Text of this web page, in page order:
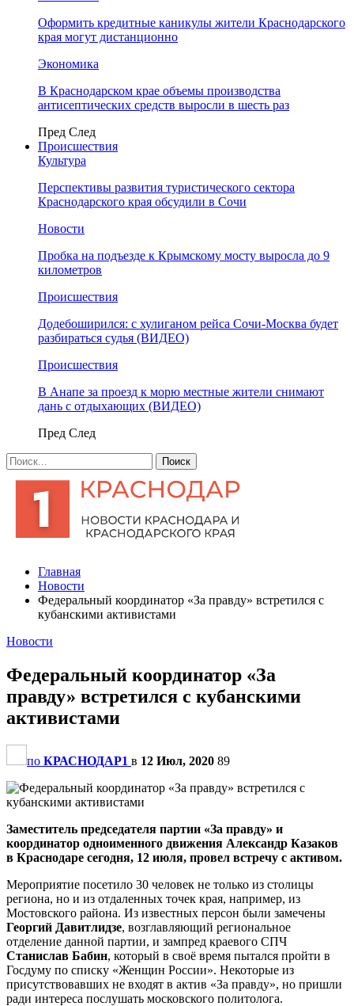
Оформить кредитные каникулы жители Краснодарского
края могут дистанционно
Экономика
В Краснодарском крае объемы производства
антисептических средств выросли в шесть раз
Пред След
Происшествия
Культура
Перспективы развития туристического сектора
Краснодарского края обсудили в Сочи
Новости
Пробка на подъезде к Крымскому мосту выросла до 9
километров
Происшествия
Додебоширился: с хулиганом рейса Сочи-Москва будет
разбираться судья (ВИДЕО)
Происшествия
В Анапе за проезд к морю местные жители снимают
дань с отдыхающих (ВИДЕО)
Пред След
Главная
Новости
Федеральный координатор «За правду» встретился с
кубанскими активистами
Новости
Федеральный координатор «За
правду» встретился с кубанскими
активистами
по КРАСНОДАР1 в 12 Июл, 2020 89
Заместитель председателя партии «За правду» и
координатор одноименного движения Александр Казаков
в Краснодаре сегодня, 12 июля, провел встречу с активом.
Мероприятие посетило 30 человек не только из столицы
региона, но и из отдаленных точек края, например, из
Мостовского района. Из известных персон были замечены
Георгий Давитлидзе, возглавляющий региональное
отделение данной партии, и зампред краевого СПЧ
Станислав Бабин, который в своё время пытался пройти в
Госдуму по списку «Женщин России». Некоторые из
присутствовавших не входят в актив «За правду», но пришли
ради интереса послушать московского политолога.